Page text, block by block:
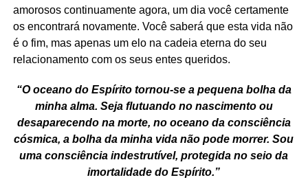
amorosos continuamente agora, um dia você certamente
os encontrará novamente. Você saberá que esta vida não
é o fim, mas apenas um elo na cadeia eterna do seu
relacionamento com os seus entes queridos.
“O oceano do Espírito tornou-se a pequena bolha da
minha alma. Seja flutuando no nascimento ou
desaparecendo na morte, no oceano da consciência
cósmica, a bolha da minha vida não pode morrer. Sou
uma consciência indestrutível, protegida no seio da
imortalidade do Espírito.”